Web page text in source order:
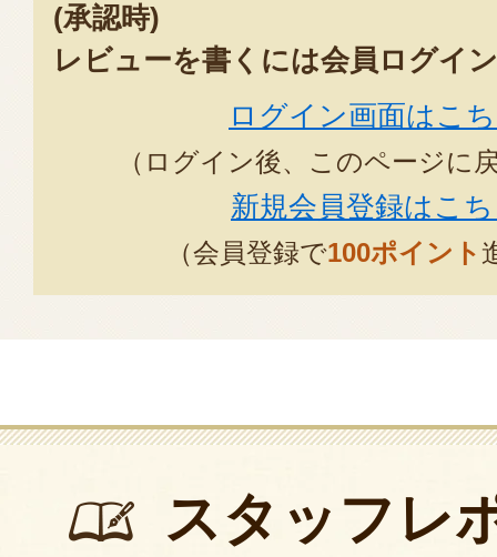
(承認時)
レビューを書くには会員ログイ
ログイン画面はこ
（ログイン後、このページに
新規会員登録はこ
（会員登録で100ポイント
スタッフレ